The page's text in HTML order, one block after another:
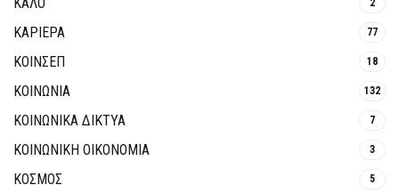
ΚΑΡΙΕΡΑ 77
ΚΟΙΝΣΕΠ 18
ΚΟΙΝΩΝΙΑ 132
ΚΟΙΝΩΝΙΚΆ ΔΊΚΤΥΑ 7
ΚΟΙΝΩΝΙΚΉ ΟΙΚΟΝΟΜΊΑ 3
ΚΟΣΜΟΣ 5